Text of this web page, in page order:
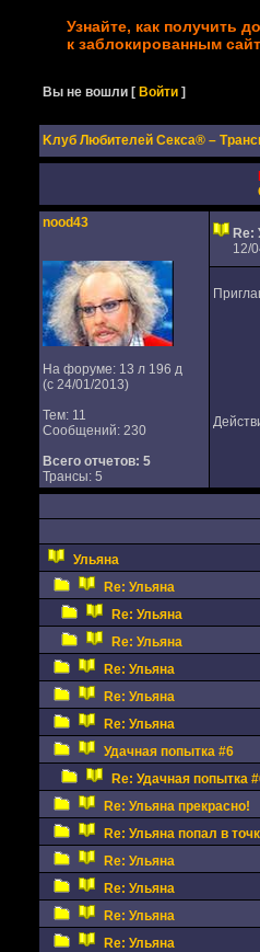
Узнайте, как получить
к заблокированным
Вы не вошли [Войти ]
Kлуб Любителей Секса® –
nood43
На форуме: 13 л 196 д
(с 24/01/2013)
Тем: 11
Сообщений: 230
Всего отчетов: 5
Трансы: 5
Re:
12/
Ульяна
Re: Ульяна
Re: Ульяна
Re: Ульяна
Re: Ульяна
Re: Ульяна
Re: Ульяна
Удачная попытка #6
Re: Удачная попытка
Re: Ульяна прекрасно!
Re: Ульяна попал в
Re: Ульяна
Re: Ульяна
Re: Ульяна
Re: Ульяна